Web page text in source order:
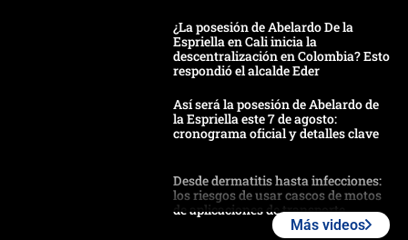
¿La posesión de Abelardo De la
Espriella en Cali inicia la
descentralización en Colombia? Esto
respondió el alcalde Eder
Así será la posesión de Abelardo de
la Espriella este 7 de agosto:
cronograma oficial y detalles clave
Desde dermatitis hasta infecciones:
los riesgos de usar cascos de motos
de aplicaciones de transporte
Más videos